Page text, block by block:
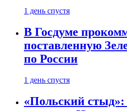
1 день спустя
В Госдуме
поставленную
по России
1 день спустя
«Польский стыд»: